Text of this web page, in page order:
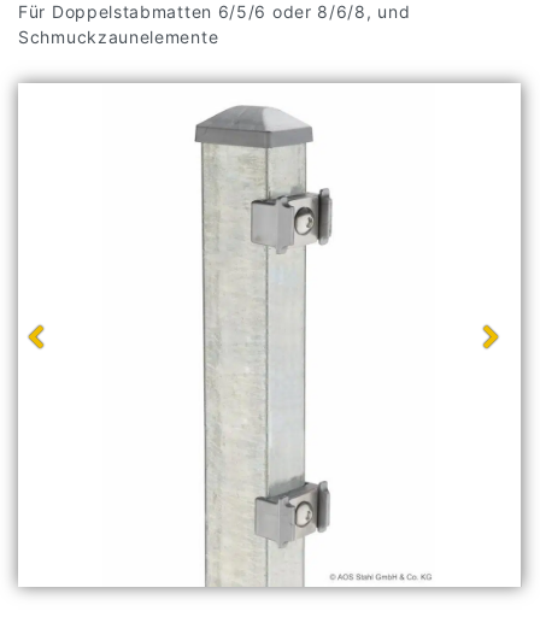
Für Doppelstabmatten 6/5/6 oder 8/6/8, und
Schmuckzaunelemente